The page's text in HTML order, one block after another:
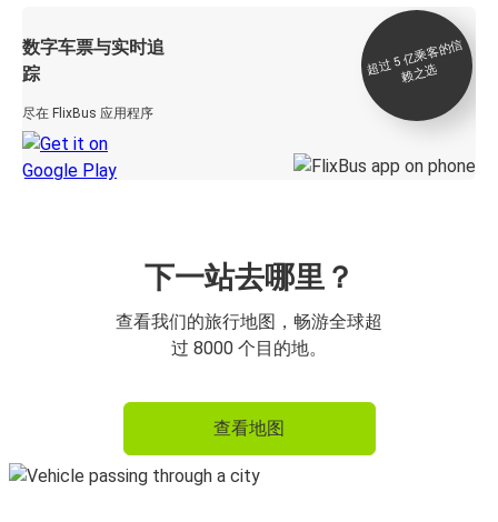
数字车票与实时追
踪
尽在 FlixBus 应用程序
超
过 5
亿
乘
客
的
信
赖
之
选
下一站去哪里？
查看我们的旅行地图，畅游全球超
过 8000 个目的地。
查看地图